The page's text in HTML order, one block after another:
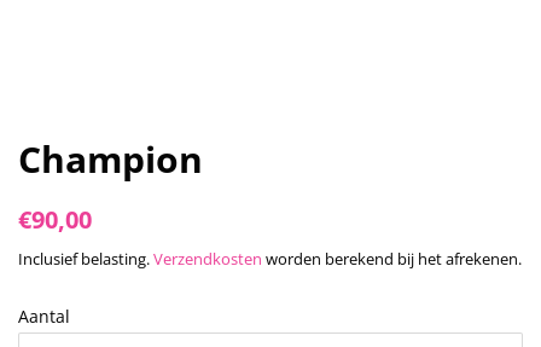
Champion
Normale
€90,00
Inclusief belasting.Verzendkosten worden berekend bij het afrekenen.
Aantal